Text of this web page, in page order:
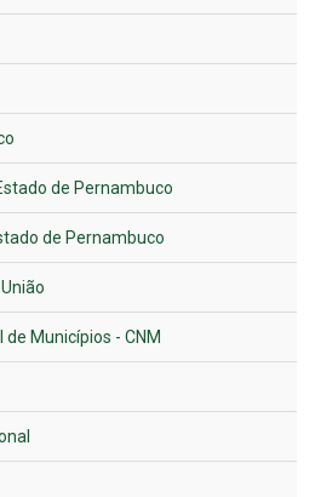
de Pernambuco
de Pernambuco
Municípios - CNM